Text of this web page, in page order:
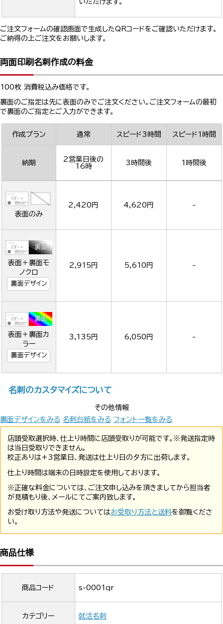
ご注文フォームの確認画面で生成したQRコードをご確認いただけます。
ご納得の上ご注文をお願いします。
両面印刷名刺作成の料金
100枚 消費税込み価格です。
裏面のご指定は先に表面のみでご注文ください。ご注文フォームの最初
で裏面のご指定とご入力ができます。
作成プラン 通常 スピード3時間 スピード1時間
納期
2営業日後の
16時
3時間後 1時間後
表面のみ
2,420円 4,620円 -
表面＋裏面モ
ノクロ
裏面デザイン
2,915円 5,610円 -
表面＋裏面カ
ラー
裏面デザイン
3,135円 6,050円 -
名刺のカスタマイズについて
その他情報
裏面デザインをみる 名刺台紙をみる フォント一覧をみる
店頭受取選択時、仕上り時間に店頭受取りが可能です。※発送指定時
は当日受取りできません。
校正ありは+3営業日、発送は仕上り日の夕方に出荷します。
仕上り時間は端末の日時設定を使用しております。
※正確な料金については、ご注文申し込みを頂きましてから担当者
が見積もり後、メールにてご案内致します。
お受け取り方法や発送についてはお受取り方法と送料を御覧くださ
い。
商品仕様
商品コード s-0001qr
カテゴリー 就活名刺